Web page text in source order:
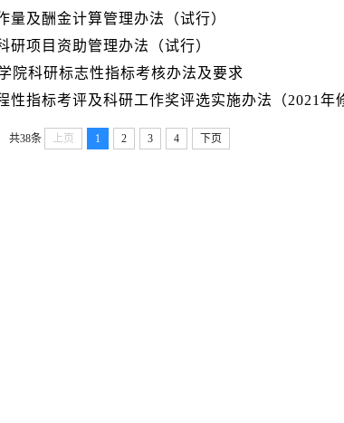
及酬金计算管理办法（试行）
项目资助管理办法（试行）
院科研标志性指标考核办法及要求
指标考评及科研工作奖评选实施办法（2021年
共38条 上页 1 2 3 4 下页